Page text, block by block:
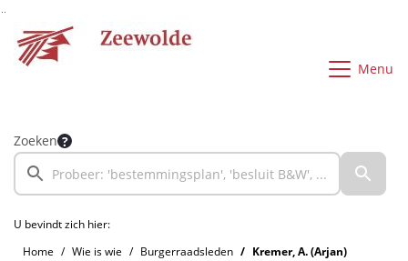
Menu
Zoeken
U bevindt zich hier:
Home
Wie is wie Burgerraadsleden Kremer, A. (Arjan)